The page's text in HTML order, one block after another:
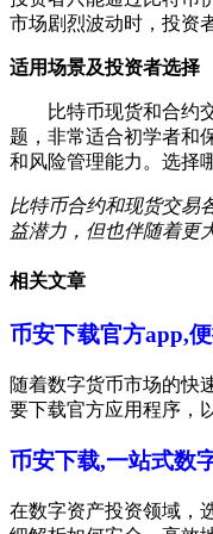
市场剧烈波动时，投资
适用场景及投资者选择
比特币现货和合约
题，非常适合初学者和
和风险管理能力。选择
比特币合约和现货交易
益潜力，但也伴随着更
相关文章
币安下载官方app,
随着数字货币市场的快
要下载官方应用程序，
币安下载,一站式数
在数字资产投资领域，